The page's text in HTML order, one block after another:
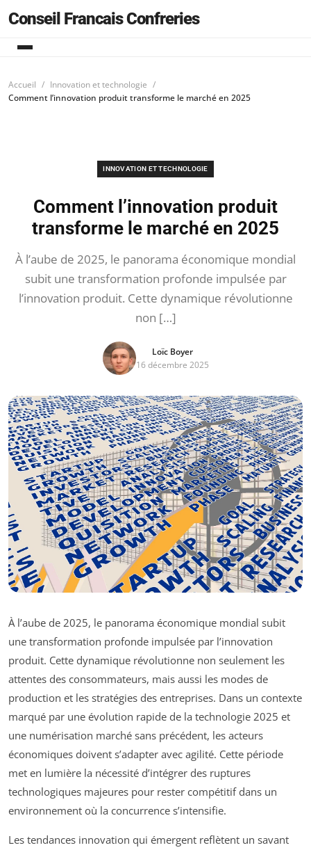
Conseil Francais Confreries
Accueil
Innovation et technologie
Comment l’innovation produit transforme le marché en 2025
INNOVATION ET TECHNOLOGIE
Comment l’innovation produit
transforme le marché en 2025
À l’aube de 2025, le panorama économique mondial
subit une transformation profonde impulsée par
l’innovation produit. Cette dynamique révolutionne
non […]
Loïc Boyer
16 décembre 2025
À l’aube de 2025, le panorama économique mondial subit
une transformation profonde impulsée par l’innovation
produit. Cette dynamique révolutionne non seulement les
attentes des consommateurs, mais aussi les modes de
production et les stratégies des entreprises. Dans un contexte
marqué par une évolution rapide de la technologie 2025 et
une numérisation marché sans précédent, les acteurs
économiques doivent s’adapter avec agilité. Cette période
met en lumière la nécessité d’intégrer des ruptures
technologiques majeures pour rester compétitif dans un
environnement où la concurrence s’intensifie.
Les tendances innovation qui émergent reflètent un savant